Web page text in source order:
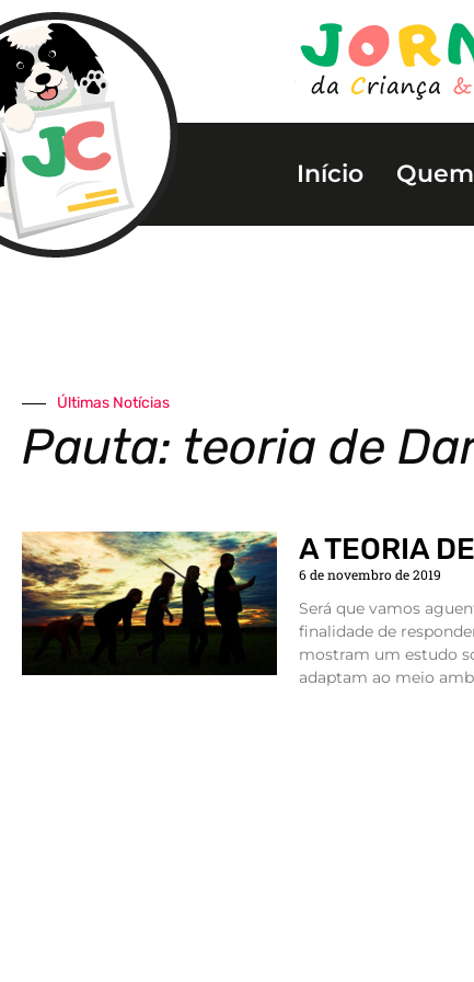
Início
Últimas Notícias
Pauta: teoria de
A TEORIA
6 de novembro de 2019
Será que vamos
finalidade de
mostram um estudo
adaptam ao meio